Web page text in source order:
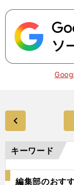
キーワード
編集部のおす